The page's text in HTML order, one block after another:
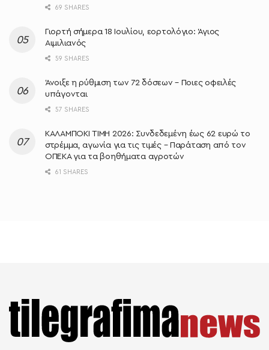
69 SHARES
Γιορτή σήμερα 18 Ιουλίου, εορτολόγιο: Άγιος
Αιμιλιανός
59 SHARES
Άνοιξε η ρύθμιση των 72 δόσεων – Ποιες οφειλές
υπάγονται
57 SHARES
ΚΑΛΑΜΠΟΚΙ ΤΙΜΗ 2026: Συνδεδεμένη έως 62 ευρώ το
στρέμμα, αγωνία για τις τιμές – Παράταση από τον
ΟΠΕΚΑ για τα βοηθήματα αγροτών
61 SHARES